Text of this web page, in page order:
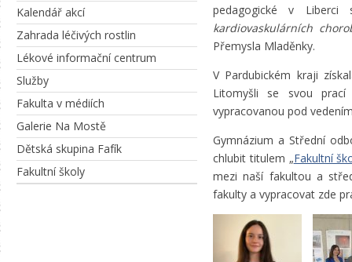
Kalendář akcí
Zahrada léčivých rostlin
Lékové informační centrum
Služby
Fakulta v médiích
Galerie Na Mostě
Dětská skupina Fafík
Fakultní školy
pedagogické v
kardiovaskulárních
Přemysla Mladěnky.
V Pardubickém kraji
Litomyšli se svou
vypracovanou pod
Gymnázium a Střední
chlubit titulem „Fakultní
mezi naší fakultou a
fakulty a vypracovat zde